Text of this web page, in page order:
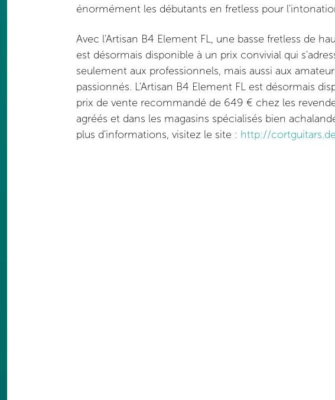
énormément les débutants en fretless pour
Avec l'Artisan B4 Element FL, une basse fretless de
est désormais disponible à un prix convivial qui
seulement aux professionnels, mais aussi aux
passionnés. L'Artisan B4 Element FL est désormais
prix de vente recommandé de 649 € chez les
agréés et dans les magasins spécialisés bien
plus d'informations, visitez le site : http://